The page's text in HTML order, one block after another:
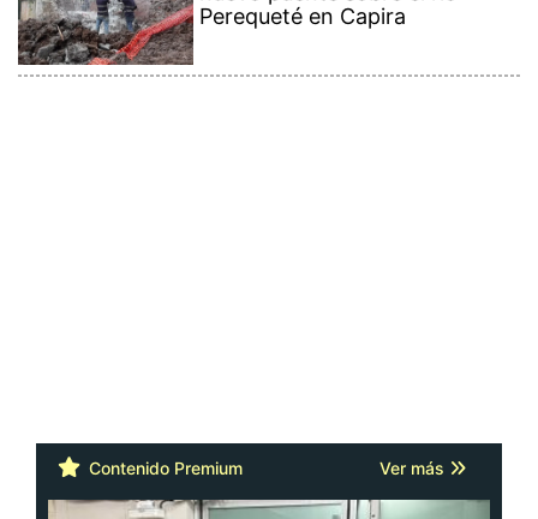
Perequeté en Capira
Contenido Premium Ver más